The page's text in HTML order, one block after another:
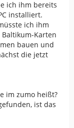
ich ihm bereits
installiert.
ich ihm
Karten
bauen und
die jetzt
im zumo heißt?
ist das